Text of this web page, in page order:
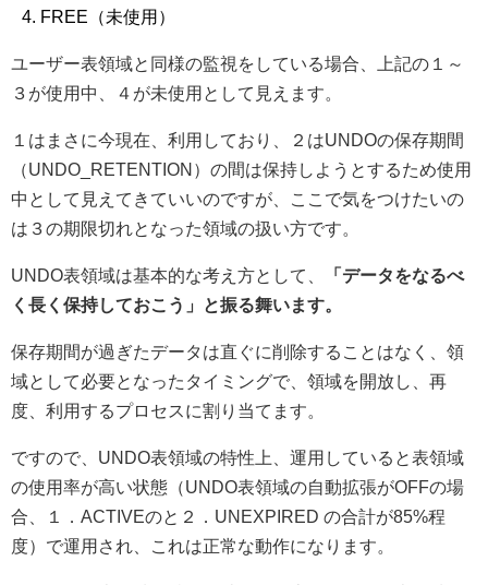
FREE（未使用）
ユーザー表領域と同様の監視をしている場合、上記の１～
３が使用中、４が未使用として見えます。
１はまさに今現在、利用しており、２はUNDOの保存期間
（UNDO_RETENTION）の間は保持しようとするため使用
中として見えてきていいのですが、ここで気をつけたいの
は３の期限切れとなった領域の扱い方です。
UNDO表領域は基本的な考え方として、
「データをなるべ
く長く保持しておこう」と振る舞います。
保存期間が過ぎたデータは直ぐに削除することはなく、領
域として必要となったタイミングで、領域を開放し、再
度、利用するプロセスに割り当てます。
ですので、UNDO表領域の特性上、運用していると表領域
の使用率が高い状態（UNDO表領域の自動拡張がOFFの場
合、１．ACTIVEのと２．UNEXPIRED の合計が85%程
度）で運用され、これは正常な動作になります。